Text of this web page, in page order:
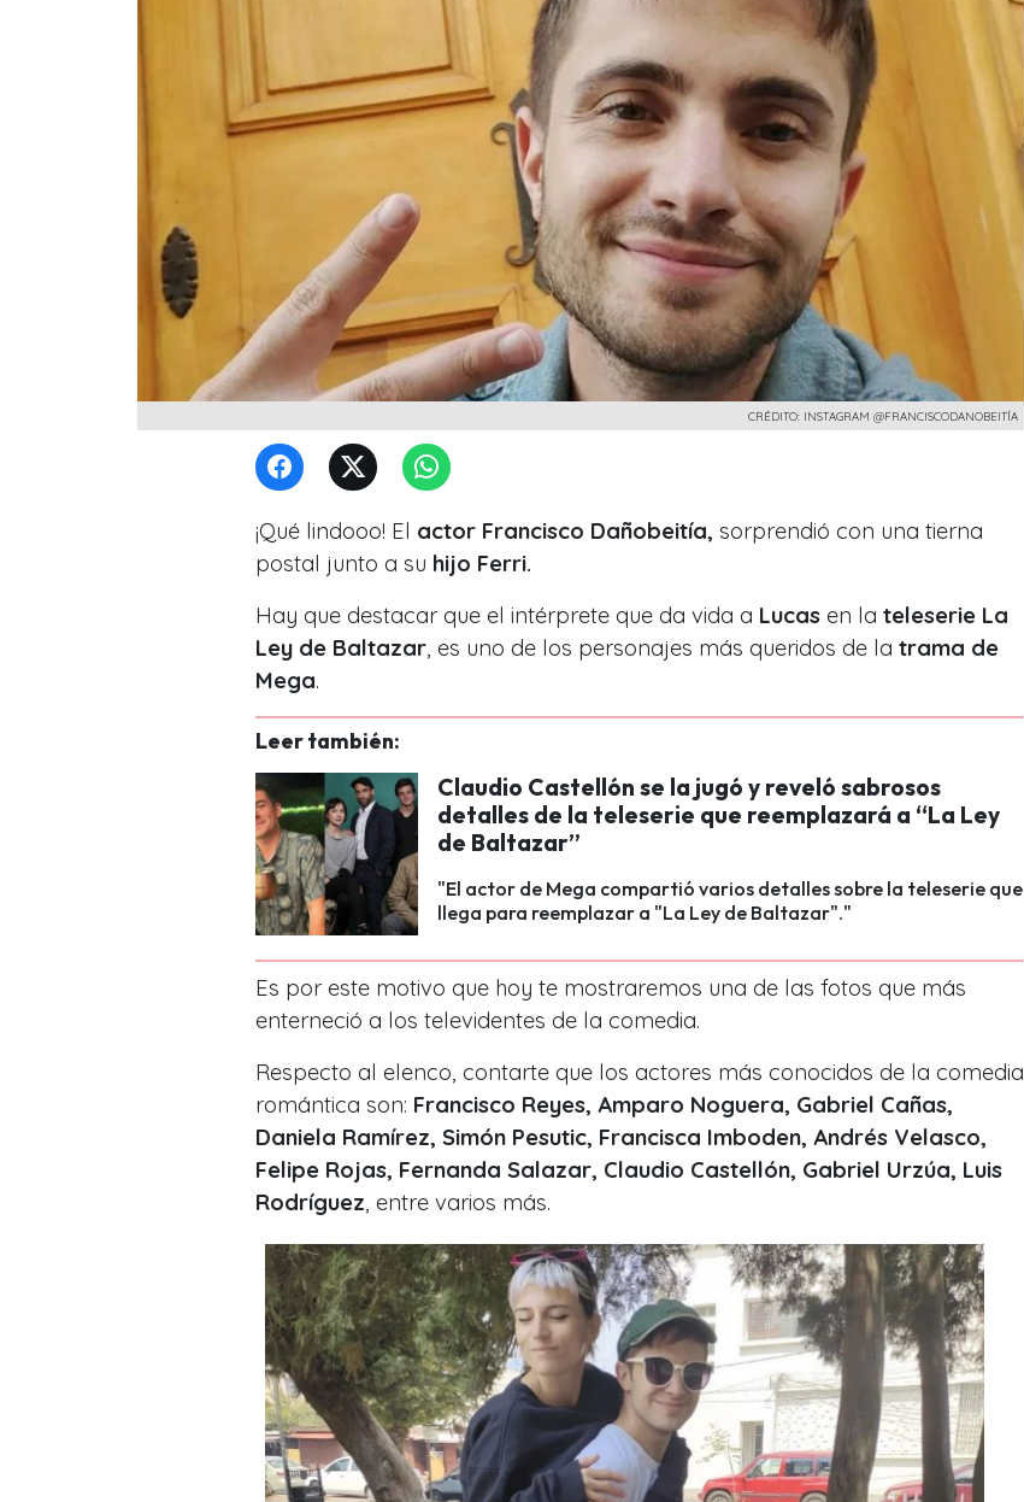
CRÉDITO: INSTAGRAM @FRANCISCODANOBEITÍA
¡Qué lindooo! El actor Francisco Dañobeitía, sorprendió con una tierna
postal junto a su hijo Ferri.
Hay que destacar que el intérprete que da vida a Lucas en la teleserie La
Ley de Baltazar , es uno de los personajes más queridos de la trama de
Mega.
Leer también:
Claudio Castellón se la jugó y reveló sabrosos
detalles de la teleserie que reemplazará a “La Ley
de Baltazar”
"El actor de Mega compartió varios detalles sobre la teleserie que
llega para reemplazar a "La Ley de Baltazar"."
Es por este motivo que hoy te mostraremos una de las fotos que más
enterneció a los televidentes de la comedia.
Respecto al elenco, contarte que los actores más conocidos de la comedia
romántica son: Francisco Reyes, Amparo Noguera, Gabriel Cañas,
Daniela Ramírez, Simón Pesutic, Francisca Imboden, Andrés Velasco,
Felipe Rojas, Fernanda Salazar, Claudio Castellón, Gabriel Urzúa, Luis
Rodríguez , entre varios más.